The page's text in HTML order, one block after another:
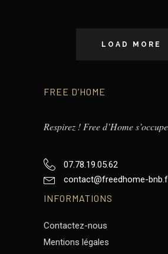
LOAD MORE
FREE D’HOME
Respirez ! Free d’Home
07.78.19.05.62
contact@freedhome-
INFORMATIONS
Contactez-nous
Mentions légales